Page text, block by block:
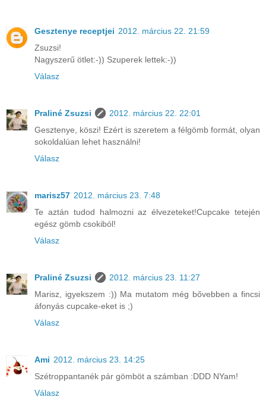
Gesztenye receptjei 2012. március 22. 21:59
Zsuzsi!
Nagyszerű ötlet:-)) Szuperek lettek:-))
Válasz
Praliné Zsuzsi
2012. március 22. 22:01
Gesztenye, köszi! Ezért is szeretem a félgömb formát, olyan
sokoldalúan lehet használni!
Válasz
marisz57 2012. március 23. 7:48
Te aztán tudod halmozni az élvezeteket!Cupcake tetején
egész gömb csokiból!
Válasz
Praliné Zsuzsi
2012. március 23. 11:27
Marisz, igyekszem :)) Ma mutatom még bővebben a fincsi
áfonyás cupcake-eket is ;)
Válasz
Ami 2012. március 23. 14:25
Szétroppantanék pár gömböt a számban :DDD NYam!
Válasz